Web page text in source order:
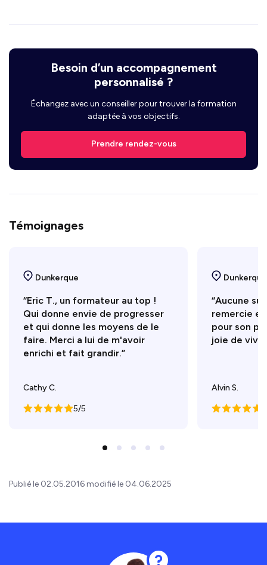
Besoin d’un accompagnement
personnalisé ?
Échangez avec un conseiller pour trouver la formation
adaptée à vos objectifs.
Prendre rendez-vous
Témoignages
Dunkerque
“Eric T., un formateur au top !
Qui donne envie de progresser
et qui donne les moyens de le
faire. Merci a lui de m'avoir
enrichi et fait grandir.”
Cathy C.
5/5
Dunkerque
“Aucune
remercie
pour son
joie de
Alvin S.
Publié le 02.05.2016 modifié le 04.06.2025